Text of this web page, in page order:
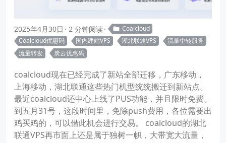
2025年4月30日 2 分钟阅读
Coalcloud
Coalcloud优惠码
国内建站VPS 湖北联通VPS
流量中转服务
流量转发
炭云优惠码
coalcloud现在已经完成了新站全部迁移，广东移动，
上海移动，湖北联通这些热门机型统统搬迁到新站点。
最近coalcloud还中心上线了PUS功能，并且限时免费。
到五月31号，这段时间里，免除push费用，各位需要出
鸡买鸡的，可以借此机会进行交易。 coalcloud的湖北
联通VPS再市面上还是属于独树一帜，大带宽大流量，